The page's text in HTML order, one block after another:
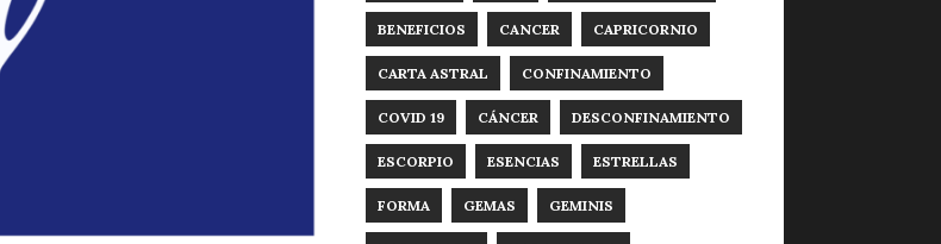
BENEFICIOS CANCER CAPRICORNIO
CARTA ASTRAL CONFINAMIENTO
COVID 19 CÁNCER DESCONFINAMIENTO
ESCORPIO ESENCIAS ESTRELLAS
FORMA GEMAS GEMINIS